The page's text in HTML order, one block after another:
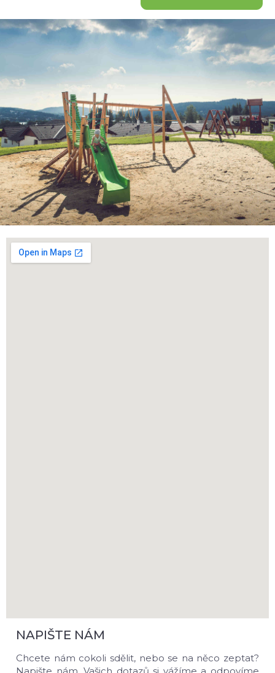
NAPIŠTE NÁM
Chcete nám cokoli sdělit, nebo se na něco zeptat?